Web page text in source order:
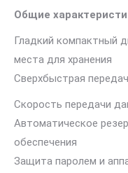
Общие
Гладкий компактный
места для хранения
Сверхбыстрая
Скорость передачи
Автоматическое
обеспечения
Защита паролем и